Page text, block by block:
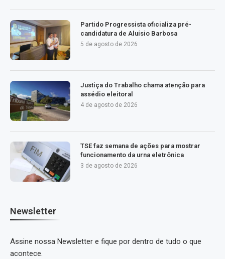
Partido Progressista oficializa pré-
candidatura de Aluísio Barbosa
5 de agosto de 2026
Justiça do Trabalho chama atenção para
assédio eleitoral
4 de agosto de 2026
TSE faz semana de ações para mostrar
funcionamento da urna eletrônica
3 de agosto de 2026
Newsletter
Assine nossa Newsletter e fique por dentro de tudo o que
acontece.